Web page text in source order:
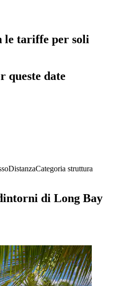
le tariffe per soli
queste date
DistanzaCategoria struttura
di Long Bay